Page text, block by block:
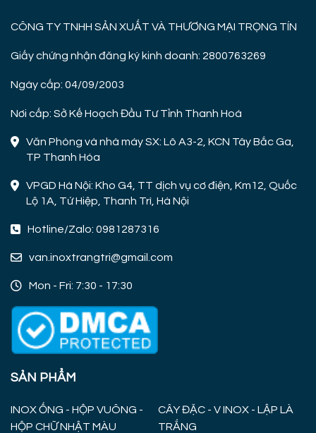
CÔNG TY TNHH SẢN XUẤT VÀ THƯƠNG MẠI TRỌNG TÍN
Giấy chứng nhận đăng ký kinh doanh: 2800763269
Ngày cấp: 04/09/2003
Nơi cấp: Sở Kế Hoạch Đầu Tư Tỉnh Thanh Hoá
Văn Phòng và nhà máy SX: Lô A3-2, KCN Tây Bắc Ga,
TP Thanh Hóa
VPGD Hà Nội: Kho G4, TT dịch vụ cơ điện, Km12, Quốc
Lộ 1A, Tứ Hiệp, Thanh Trì, Hà Nội
Hotline/Zalo: 0981287316
van.inoxtrangtri@gmail.com
Mon - Fri: 7:30 - 17:30
SẢN PHẨM
INOX ỐNG - HỘP VUÔNG -
HỘP CHỮ NHẬT MÀU
CÂY ĐẶC - V INOX - LẬP LÀ
TRẮNG